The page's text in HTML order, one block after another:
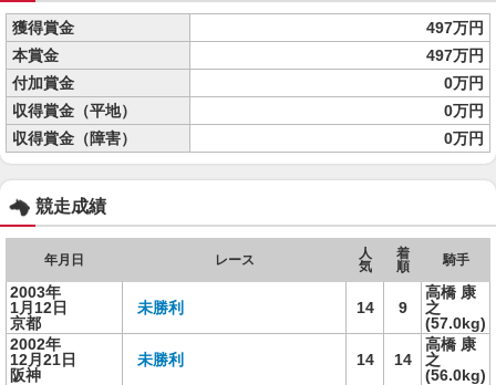
獲得賞金
497万円
本賞金
497万円
付加賞金
0万円
収得賞金（平地）
0万円
収得賞金（障害）
0万円
競走成績
年月日 レース
人
気
着
順
騎手
2003年
1月12日
京都
未勝利 14 9
高橋 康
之
(57.0kg)
2002年
12月21日
阪神
未勝利 14 14
高橋 康
之
(56.0kg)